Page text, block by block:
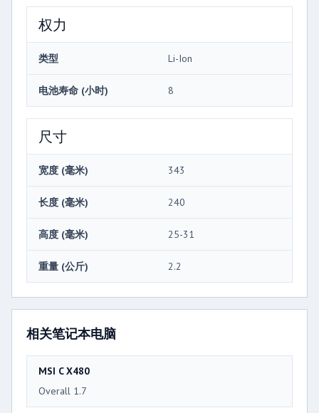
权力
类型 Li-Ion
电池寿命 (小时) 8
尺寸
宽度 (毫米) 343
长度 (毫米) 240
高度 (毫米) 25-31
重量 (公斤) 2.2
相关笔记本电脑
MSI C X480
Overall 1.7